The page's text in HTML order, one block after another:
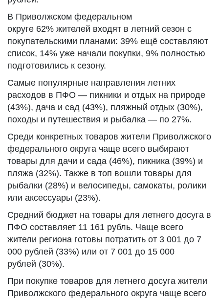
В Приволжском федеральном
округе 62% жителей входят в летний сезон с
покупательскими планами: 39% ещё составляют
список, 14% уже начали покупки, 9% полностью
подготовились к сезону.
Самые популярные направления летних
расходов в ПФО — пикники и отдых на природе
(43%), дача и сад (43%), пляжный отдых (30%),
походы и путешествия и рыбалка — по 27%.
Среди конкретных товаров жители Приволжского
федерального округа чаще всего выбирают
товары для дачи и сада (46%), пикника (39%) и
пляжа (32%). Также в топ вошли товары для
рыбалки (28%) и велосипеды, самокаты, ролики
или аксессуары (23%).
Средний бюджет на товары для летнего досуга в
ПФО составляет 11 161 рубль. Чаще всего
жители региона готовы потратить от 3 001 до 7
000 рублей (33%) или от 7 001 до 15 000
рублей (30%).
При покупке товаров для летнего досуга жители
Приволжского федерального округа чаще всего